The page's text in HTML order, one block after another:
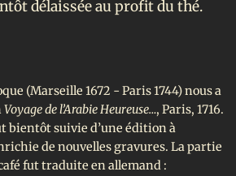
délaissée au profit du thé.
(Marseille 1672 - Paris 1744) nous a
Voyage de l’Arabie Heureuse…, Paris, 1716.
bientôt suivie d’une édition à
de nouvelles gravures. La partie
fut traduite en allemand :